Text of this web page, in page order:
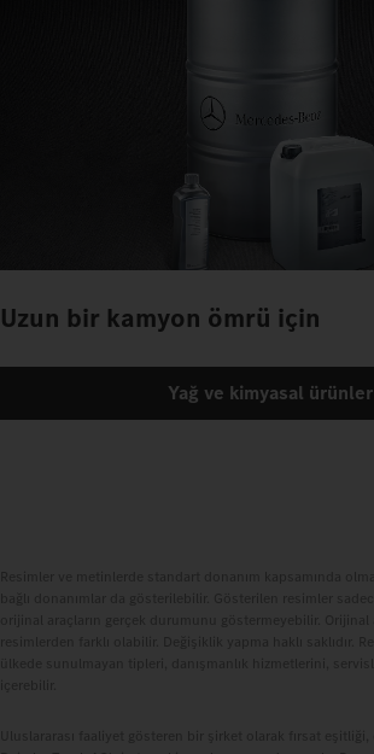
Uzun bir kamyon ömrü için
Yağ ve kimyasal ürünler